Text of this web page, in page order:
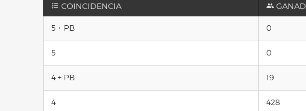
COINCIDENCIA
5 + PB 0
5 0
4 + PB 19
4 428